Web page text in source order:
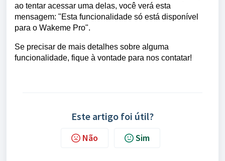
ao tentar acessar uma delas, você verá esta
mensagem: "Esta funcionalidade só está disponível
para o Wakeme Pro".
Se precisar de mais detalhes sobre alguma
funcionalidade, fique à vontade para nos contatar!
Este artigo foi útil?
Não Sim